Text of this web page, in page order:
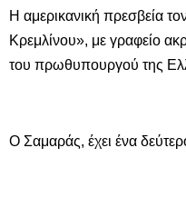
Η αμερικανική πρεσβεία
Κρεμλίνου», με γραφείο
του πρωθυπουργού της
Ο Σαμαράς, έχει ένα